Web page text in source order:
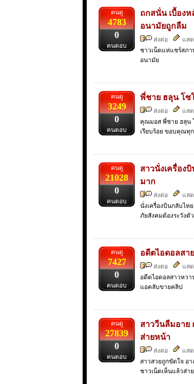
คนดู
4783
0
คนตอบ
ถกสนั่น เบื้องห
อนามัยถูกลืม
ส่งต่อ แส
ชาวเน็ตแห่แชร์สภา
อนามัย
คนดู
3249
0
คนตอบ
พี่ชาย ฮลุน โซ
ส่งต่อ แส
คุณมอส พี่ชาย ฮลุน
เรียบร้อย ขอบคุณทุ
คนดู
21028
0
คนตอบ
สาวนั่งเครื่อง
มาก
ส่งต่อ แส
นั่งเครื่องบินกลับไท
ภัยสังคมต้องระวังตั
คนดู
7427
0
คนตอบ
อดีตไอดอลสา
ส่งต่อ แส
อดีตไอดอลสาวหว
แอคลับขายคลิป
คนดู
27839
0
คนตอบ
สาววีนลืมอาย
ส่ายหน้า
ส่งต่อ แส
สาวสวยถูกขัดใจ อ
ชาวเน็ตเห็นแล้วส่า